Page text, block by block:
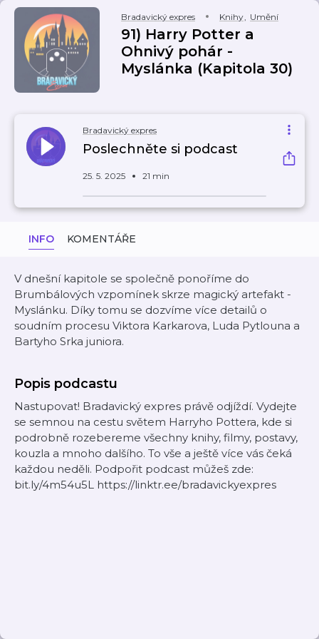
Bradavický expres Knihy, Umění
91) Harry Potter a
Ohnivý pohár -
Myslánka (Kapitola 30)
Bradavický expres
Poslechněte si podcast
25. 5. 2025 21 min
INFO KOMENTÁŘE
V dnešní kapitole se společně ponoříme do
Brumbálových vzpomínek skrze magický artefakt -
Myslánku. Díky tomu se dozvíme více detailů o
soudním procesu Viktora Karkarova, Luda Pytlouna a
Bartyho Srka juniora.
Popis podcastu
Nastupovat! Bradavický expres právě odjíždí. Vydejte
se semnou na cestu světem Harryho Pottera, kde si
podrobně rozebereme všechny knihy, filmy, postavy,
kouzla a mnoho dalšího. To vše a ještě více vás čeká
každou neděli. Podpořit podcast můžeš zde:
bit.ly/4m54u5L https://linktr.ee/bradavickyexpres